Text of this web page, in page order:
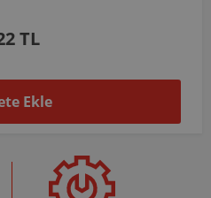
TL
Ekle